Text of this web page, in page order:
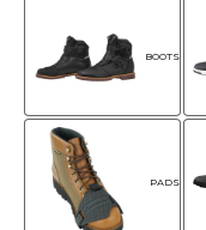
BOOTS
PADS